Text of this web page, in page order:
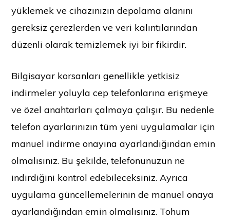
yüklemek ve cihazınızın depolama alanını
gereksiz çerezlerden ve veri kalıntılarından
düzenli olarak temizlemek iyi bir fikirdir.
Bilgisayar korsanları genellikle yetkisiz
indirmeler yoluyla cep telefonlarına erişmeye
ve özel anahtarları çalmaya çalışır. Bu nedenle
telefon ayarlarınızın tüm yeni uygulamalar için
manuel indirme onayına ayarlandığından emin
olmalısınız. Bu şekilde, telefonunuzun ne
indirdiğini kontrol edebileceksiniz. Ayrıca
uygulama güncellemelerinin de manuel onaya
ayarlandığından emin olmalısınız. Tohum